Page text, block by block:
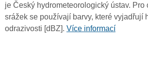
je Český hydrometeorologický ústav. Pro
srážek se používají barvy, které vyjadřují
odrazivosti [dBZ]. Více informací